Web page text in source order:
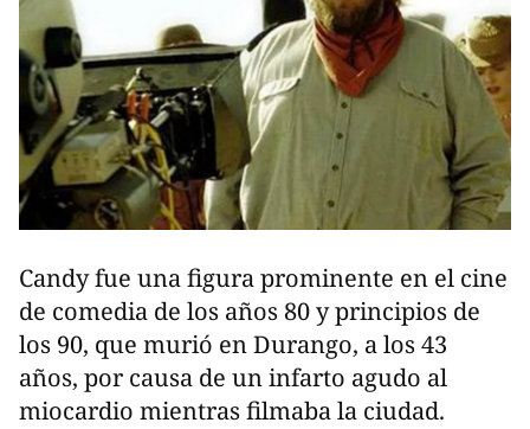
Candy fue una figura prominente en el cine
de comedia de los años 80 y principios de
los 90, que murió en Durango, a los 43
años, por causa de un infarto agudo al
miocardio mientras filmaba la ciudad.